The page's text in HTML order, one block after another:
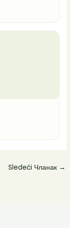
Sledeći Чланак →